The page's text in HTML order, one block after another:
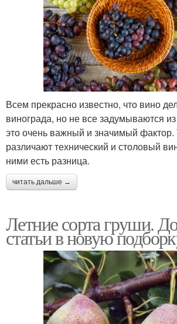
Всем прекрасно известно, что вино
винограда, но не все задумываются
это очень важный и значимый фактор.
различают технический и столовый
ними есть разница.
читать дальше →
Летние сорта груши.
статьи в новую